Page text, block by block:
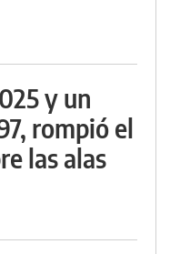
y un
rompió el
las alas